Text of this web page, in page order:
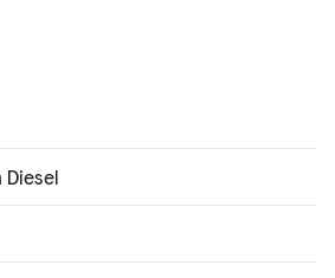
Diesel